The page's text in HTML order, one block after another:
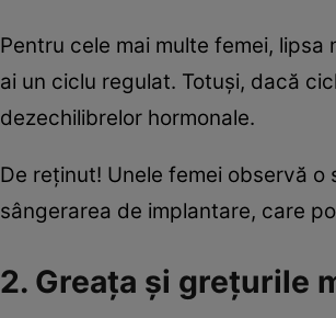
Pentru cele mai multe femei,
ai un ciclu regulat. Totuși, dacă
dezechilibrelor hormonale.
De reținut! Unele femei observă
sângerarea de implantare, care
2. Greața și grețurile